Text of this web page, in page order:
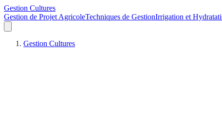
Gestion Cultures
Gestion de Projet AgricoleTechniques de GestionIrrigation et
Gestion Cultures